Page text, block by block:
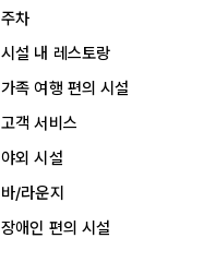
주차
시설 내 레스토랑
가족 여행 편의 시설
고객 서비스
야외 시설
바/라운지
장애인 편의 시설